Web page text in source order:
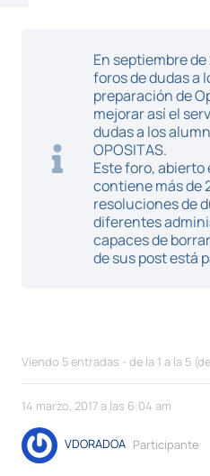
En septiembre
foros de dudas a
preparación de
mejorar así el
dudas a los
OPOSITAS.
Este foro, abierto
contiene más de
resoluciones de
diferentes
capaces de
de sus post está
Viendo 5 entradas - de la 1 a la 5
14 marzo, 2017 a las 6:04 am
VDORADOA Participante